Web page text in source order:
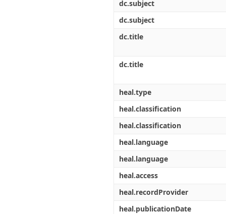
dc.subject
dc.subject
dc.title
dc.title
heal.type
heal.classification
heal.classification
heal.language
heal.language
heal.access
heal.recordProvider
heal.publicationDate